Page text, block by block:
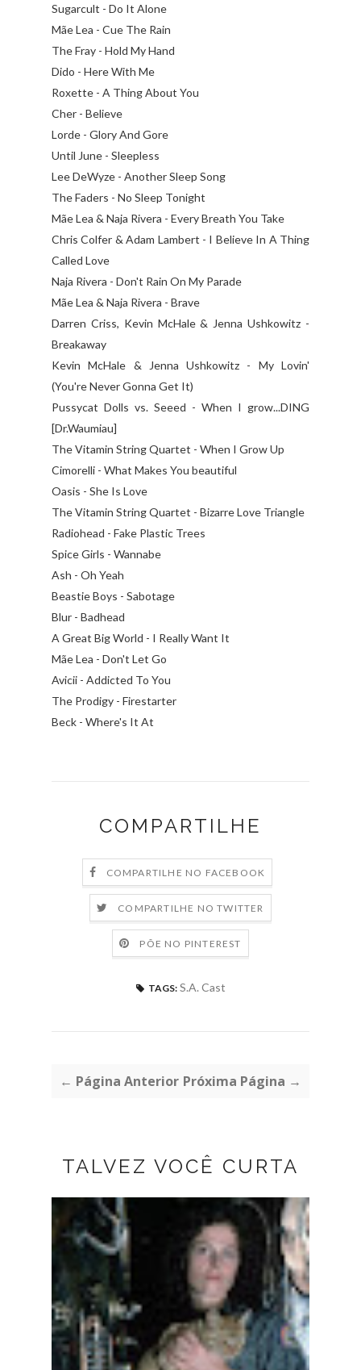
Sugarcult - Do It Alone
Mãe Lea - Cue The Rain
The Fray - Hold My Hand
Dido - Here With Me
Roxette - A Thing About You
Cher - Believe
Lorde - Glory And Gore
Until June - Sleepless
Lee DeWyze - Another Sleep Song
The Faders - No Sleep Tonight
Mãe Lea & Naja Rivera - Every Breath You Take
Chris Colfer & Adam Lambert - I Believe In A Thing
Called Love
Naja Rivera - Don't Rain On My Parade
Mãe Lea & Naja Rivera - Brave
Darren Criss, Kevin McHale & Jenna Ushkowitz -
Breakaway
Kevin McHale & Jenna Ushkowitz - My Lovin'
(You're Never Gonna Get It)
Pussycat Dolls vs. Seeed - When I grow...DING
[Dr.Waumiau]
The Vitamin String Quartet - When I Grow Up
Cimorelli - What Makes You beautiful
Oasis - She Is Love
The Vitamin String Quartet - Bizarre Love Triangle
Radiohead - Fake Plastic Trees
Spice Girls - Wannabe
Ash - Oh Yeah
Beastie Boys - Sabotage
Blur - Badhead
A Great Big World - I Really Want It
Mãe Lea - Don't Let Go
Avicii - Addicted To You
The Prodigy - Firestarter
Beck - Where's It At
COMPARTILHE
COMPARTILHE NO FACEBOOK
COMPARTILHE NO TWITTER
PÕE NO PINTEREST
TAGS: S.A. Cast
← Página Anterior Próxima Página →
TALVEZ VOCÊ CURTA